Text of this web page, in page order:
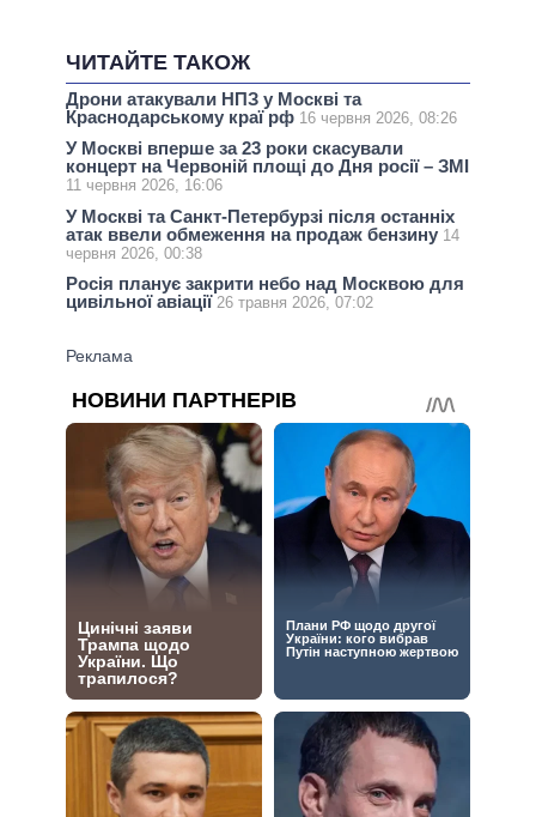
ЧИТАЙТЕ ТАКОЖ
Дрони атакували НПЗ у Москві та
Краснодарському краї рф 16 червня 2026, 08:26
У Москві вперше за 23 роки скасували
концерт на Червоній площі до Дня росії – ЗМІ
11 червня 2026, 16:06
У Москві та Санкт-Петербурзі після останніх
атак ввели обмеження на продаж бензину 14
червня 2026, 00:38
Росія планує закрити небо над Москвою для
цивільної авіації 26 травня 2026, 07:02